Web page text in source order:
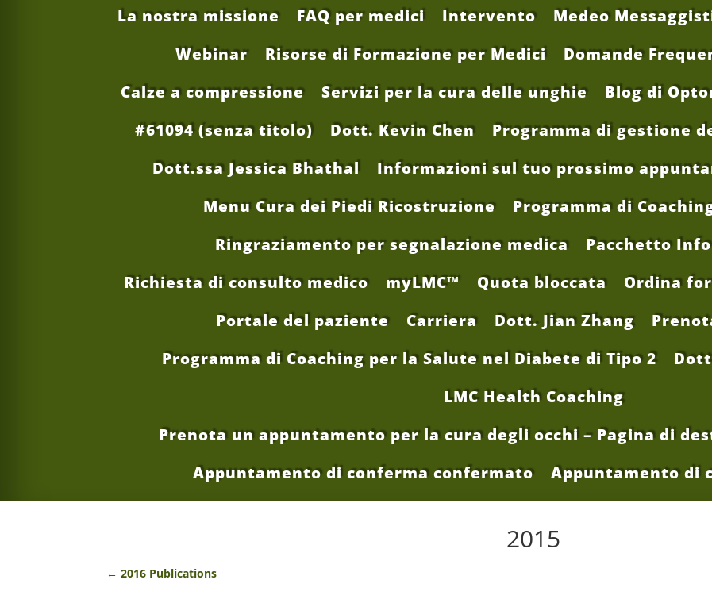
La nostra missione
FAQ per medici Intervento Medeo
Webinar
Risorse di Formazione per Medici Domande
Calze a compressione
Servizi per la cura delle unghie Blog di
#61094 (senza titolo)
Dott. Kevin Chen Programma di gestione
Dott.ssa Jessica Bhathal
Informazioni sul tuo prossimo
Menu Cura dei Piedi Ricostruzione
Programma di
Ringraziamento per segnalazione medica
Pacchetto
Richiesta di consulto medico
myLMC™ Quota bloccata
Ordina
Portale del paziente
Carriera Dott. Jian Zhang
Programma di Coaching per la Salute nel Diabete di Tipo 2
LMC Health Coaching
Prenota un appuntamento per la cura degli occhi – Pagina di
Appuntamento di conferma confermato
Appuntamento di
2015
←2016 Publications